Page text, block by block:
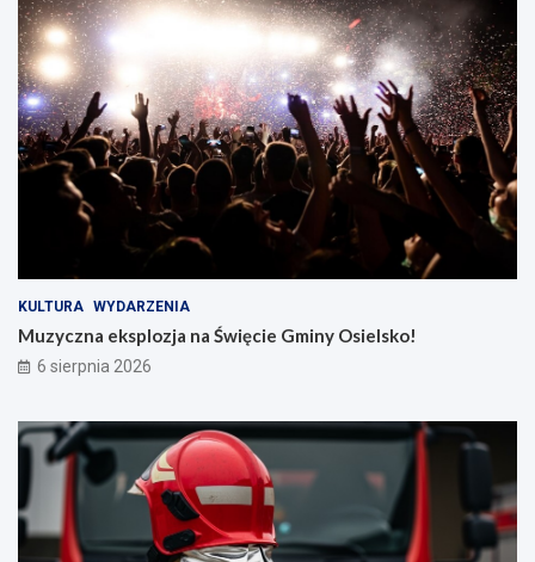
z
c
z
y
!
y
g
o
d
y
KULTURA WYDARZENIA
Muzyczna eksplozja na Święcie Gminy Osielsko!
6 sierpnia 2026